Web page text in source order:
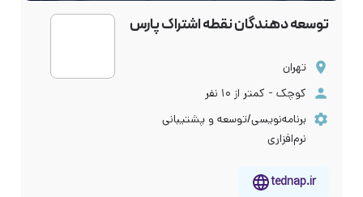
توسعه دهندگان نقطه اشتراک پارس
تهران
کوچک - کمتر از ۱۰ نفر
برنامه‌نویسی/توسعه و پشتیبانی
نرم‌افزاری
tednap.ir